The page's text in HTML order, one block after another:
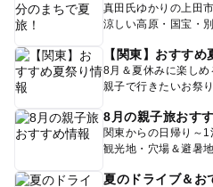
真田氏ゆかりの上田
涼しい高原・国宝・
【関東】おすすめ
8月＆夏休みに楽しめ
親子で行きたいお祭
8月の親子旅おす
関東からの日帰り～1
観光地・穴場＆避暑
夏のドライブ＆お